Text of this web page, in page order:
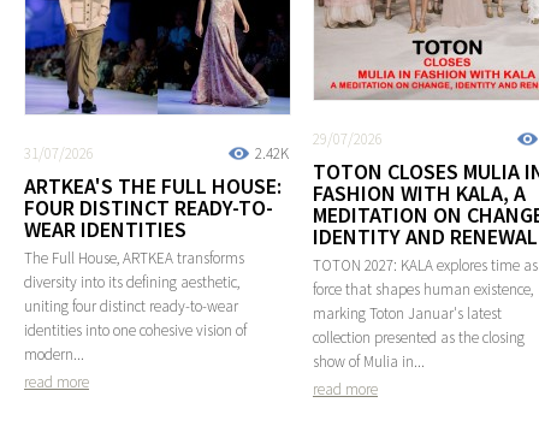
2.42K
31/07/2026
ARTKEA'S THE FULL HOUSE:
FOUR DISTINCT READY-TO-
WEAR IDENTITIES
The Full House, ARTKEA transforms
diversity into its defining aesthetic,
uniting four distinct ready-to-wear
identities into one cohesive vision of
modern...
read more
29/07/2026
TOTON CLOSES MULIA
FASHION WITH KALA, A
MEDITATION ON
IDENTITY AND RENEWAL
TOTON 2027: KALA explores time
force that shapes human existence,
marking Toton Januar's latest
collection presented as the closing
show of Mulia in...
read more